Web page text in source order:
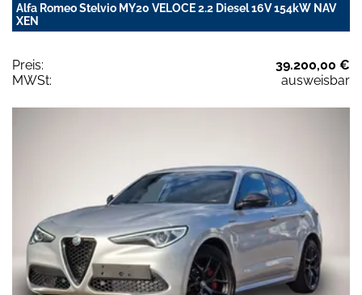
Alfa Romeo Stelvio MY20 VELOCE 2.2 Diesel 16V 154kW NAV
XEN
Preis:
39.200,00 €
MWSt:
ausweisbar